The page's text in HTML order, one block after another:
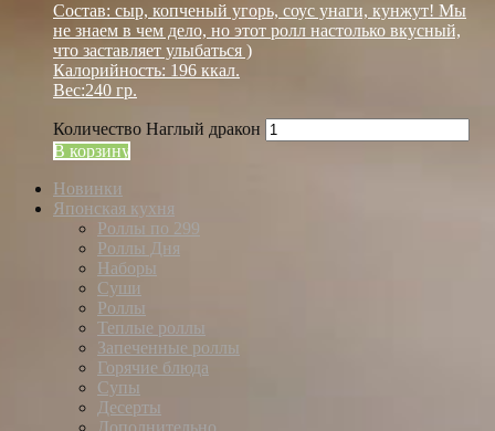
Состав: сыр, копченый угорь, соус унаги, кунжут! Мы
не знаем в чем дело, но этот ролл настолько вкусный,
что заставляет улыбаться )
Калорийность: 196 ккал.
Вес:240 гр.
Количество Наглый дракон
В корзину
Новинки
Японская кухня
Роллы по 299
Роллы Дня
Наборы
Суши
Роллы
Теплые роллы
Запеченные роллы
Горячие блюда
Супы
Десерты